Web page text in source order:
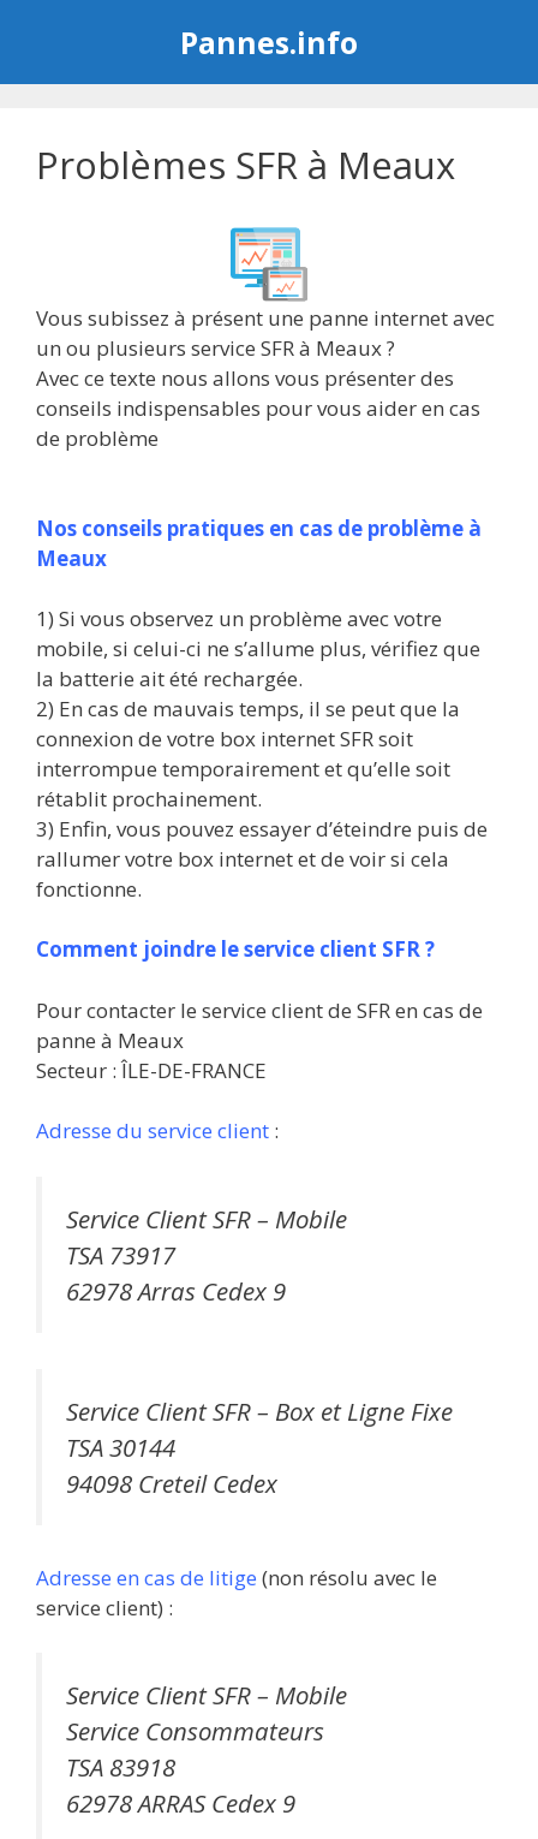
Pannes.info
Problèmes SFR à Meaux
Vous subissez à présent une panne internet avec
un ou plusieurs service SFR à Meaux ?
Avec ce texte nous allons vous présenter des
conseils indispensables pour vous aider en cas
de problème
Nos conseils pratiques en cas de problème à
Meaux
1) Si vous observez un problème avec votre
mobile, si celui-ci ne s’allume plus, vérifiez que
la batterie ait été rechargée.
2) En cas de mauvais temps, il se peut que la
connexion de votre box internet SFR soit
interrompue temporairement et qu’elle soit
rétablit prochainement.
3) Enfin, vous pouvez essayer d’éteindre puis de
rallumer votre box internet et de voir si cela
fonctionne.
Comment joindre le service client SFR ?
Pour contacter le service client de SFR en cas de
panne à Meaux
Secteur : ÎLE-DE-FRANCE
Adresse du service client :
Service Client SFR – Mobile
TSA 73917
62978 Arras Cedex 9
Service Client SFR – Box et Ligne Fixe
TSA 30144
94098 Creteil Cedex
Adresse en cas de litige (non résolu avec le
service client) :
Service Client SFR – Mobile
Service Consommateurs
TSA 83918
62978 ARRAS Cedex 9